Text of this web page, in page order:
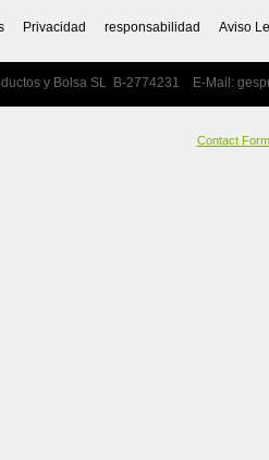
Privacidad responsabilidad Aviso
y Bolsa SL B-2774231 E-Mail:
Contact Form